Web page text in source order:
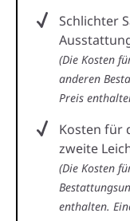
Schlichter
(Die Kosten
anderen
Preis
Kosten für
zweite
(Die Kosten
enthalten.